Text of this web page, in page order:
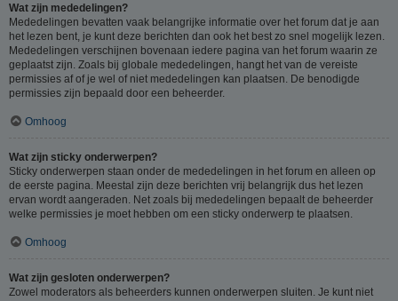
Wat zijn mededelingen?
Mededelingen bevatten vaak belangrijke informatie over het forum dat je aan
het lezen bent, je kunt deze berichten dan ook het best zo snel mogelijk lezen.
Mededelingen verschijnen bovenaan iedere pagina van het forum waarin ze
geplaatst zijn. Zoals bij globale mededelingen, hangt het van de vereiste
permissies af of je wel of niet mededelingen kan plaatsen. De benodigde
permissies zijn bepaald door een beheerder.
Omhoog
Wat zijn sticky onderwerpen?
Sticky onderwerpen staan onder de mededelingen in het forum en alleen op
de eerste pagina. Meestal zijn deze berichten vrij belangrijk dus het lezen
ervan wordt aangeraden. Net zoals bij mededelingen bepaalt de beheerder
welke permissies je moet hebben om een sticky onderwerp te plaatsen.
Omhoog
Wat zijn gesloten onderwerpen?
Zowel moderators als beheerders kunnen onderwerpen sluiten. Je kunt niet